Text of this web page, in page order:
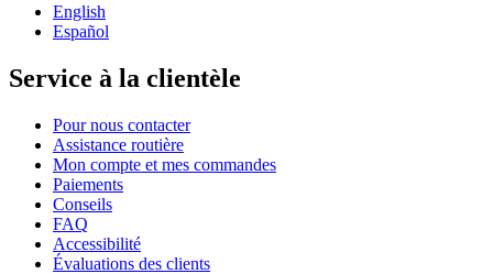
English
Español
Service à la clientèle
Pour nous contacter
Assistance routière
Mon compte et mes commandes
Paiements
Conseils
FAQ
Accessibilité
Évaluations des clients